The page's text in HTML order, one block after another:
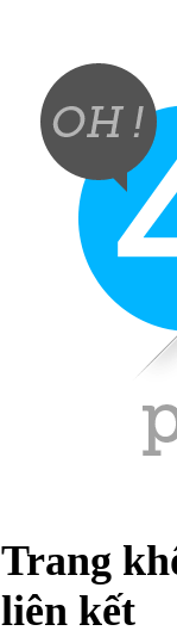
Trang
liên kết